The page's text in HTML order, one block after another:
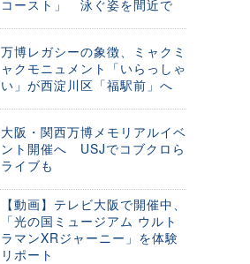
コースト」 泳ぐ姿を間近で
万博レガシーの象徴、ミャクミ
ャクモニュメント「いらっしゃ
い」が西淀川区「福駅前」へ
大阪・関西万博メモリアルイベ
ント開催へ USJでコブクロら
ライブも
【動画】テレビ大阪で開催中、
「光の国ミュージアム ウルト
ラマンXRジャーニー」を体験
リポート